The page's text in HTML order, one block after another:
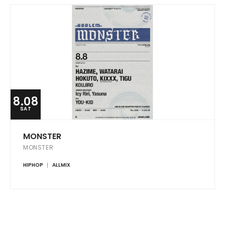
8.08
SAT
MONSTER
MONSTER
HIPHOP ALLMIX